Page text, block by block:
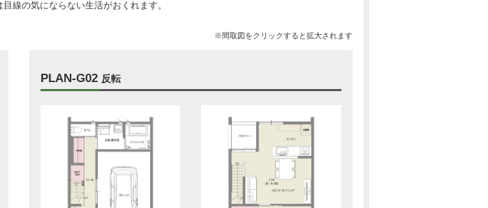
線の気にならない生活がおくれます。
※間取図をクリックすると拡大されます
PLAN-G02 反転